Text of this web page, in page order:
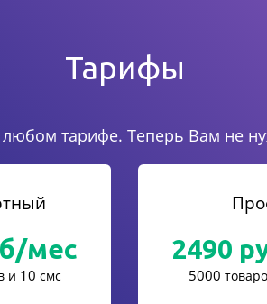
Тарифы
тарифе. Теперь Вам не
мес
и 10 смс
2490
5000